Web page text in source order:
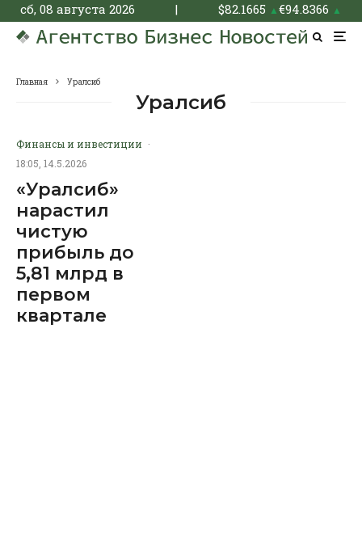
сб, 08 августа 2026 | $82.1665 ▲€94.8366 ▲
Главная Уралсиб
Уралсиб
Финансы и инвестиции ·
18:05, 14.5.2026
«Уралсиб»
нарастил
чистую
прибыль до
5,81 млрд в
первом
квартале